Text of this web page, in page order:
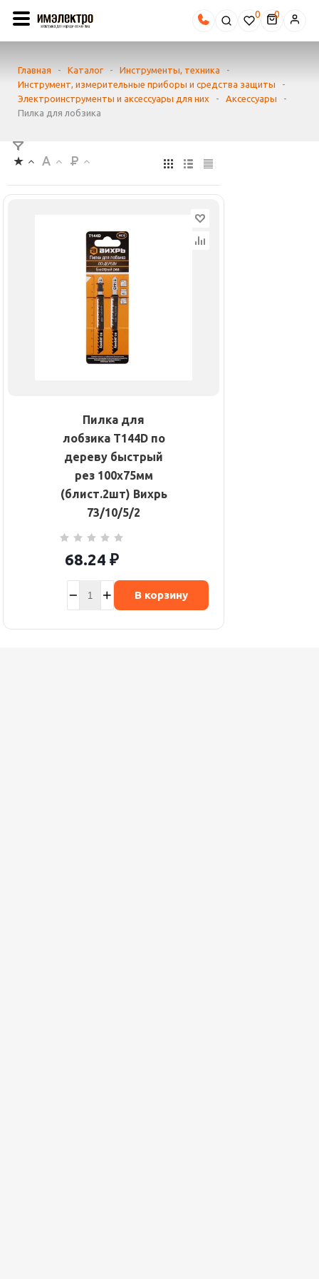
0
Главная - Каталог - Инструменты, техника
-
Инструмент, измерительные приборы и средства защиты
-
Электроинструменты и аксессуары для них
- Аксессуары
-
Пилка для лобзика
Пилка для
лобзика Т144D по
дереву быстрый
рез 100х75мм
(блист.2шт) Вихрь
73/10/5/2
68.24 ₽
В корзину